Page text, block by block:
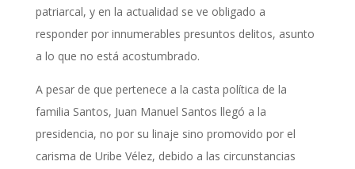
patriarcal, y en la actualidad se ve obligado a
responder por innumerables presuntos delitos, asunto
a lo que no está acostumbrado.
A pesar de que pertenece a la casta política de la
familia Santos, Juan Manuel Santos llegó a la
presidencia, no por su linaje sino promovido por el
carisma de Uribe Vélez, debido a las circunstancias